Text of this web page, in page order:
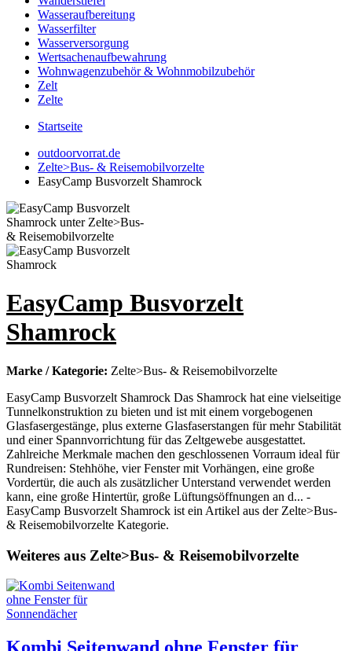
Wasseraufbereitung
Wasserfilter
Wasserversorgung
Wertsachenaufbewahrung
Wohnwagenzubehör & Wohnmobilzubehör
Zelt
Zelte
Startseite
outdoorvorrat.de
Zelte>Bus- & Reisemobilvorzelte
EasyCamp Busvorzelt Shamrock
EasyCamp Busvorzelt
Shamrock
Marke / Kategorie: Zelte>Bus- & Reisemobilvorzelte
EasyCamp Busvorzelt Shamrock Das Shamrock hat eine vielseitige
Tunnelkonstruktion zu bieten und ist mit einem vorgebogenen
Glasfasergestänge, plus externe Glasfaserstangen für mehr Stabilität
und einer Spannvorrichtung für das Zeltgewebe ausgestattet.
Zahlreiche Merkmale machen den geschlossenen Vorraum ideal für
Rundreisen: Stehhöhe, vier Fenster mit Vorhängen, eine große
Vordertür, die auch als zusätzlicher Unterstand verwendet werden
kann, eine große Hintertür, große Lüftungsöffnungen an d... -
EasyCamp Busvorzelt Shamrock ist ein Artikel aus der Zelte>Bus-
& Reisemobilvorzelte Kategorie.
Weiteres aus Zelte>Bus- & Reisemobilvorzelte